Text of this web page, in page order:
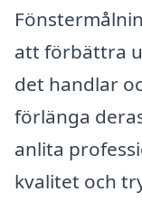
att förbättra
det handlar
förlänga
anlita
kvalitet och